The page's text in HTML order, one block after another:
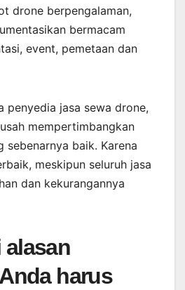
drone berpengalaman,
bermacam
event, pemetaan dan
penyedia jasa sewa drone,
mempertimbangkan
sebenarnya baik. Karena
meskipun seluruh jasa
dan kekurangannya
harus